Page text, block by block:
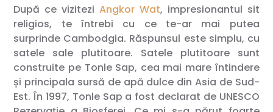
După ce vizitezi Angkor Wat, impresionantul sit
religios, te întrebi cu ce te-ar mai putea
surprinde Cambodgia. Răspunsul este simplu, cu
satele sale plutitoare. Satele plutitoare sunt
construite pe Tonle Sap, cea mai mare întindere
și principala sursă de apă dulce din Asia de Sud-
Est. În 1997, Tonle Sap a fost declarat de UNESCO